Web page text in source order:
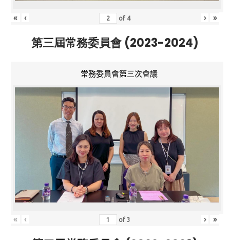
« ‹ of 4 › »
第三屆常務委員會 (2023-2024)
常務委員會第三次會議
« ‹ of3 › »